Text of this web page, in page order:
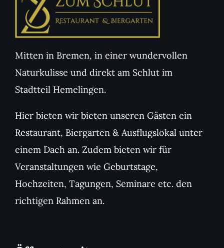
Mitten in Bremen, in einer wundervollen
Naturkulisse und direkt am Schlut im
Stadtteil Hemelingen.
Hier bieten wir bieten unseren Gästen ein
Restaurant, Biergarten & Ausflugslokal unter
einem Dach an. Zudem bieten wir für
Veranstaltungen wie Geburtstage,
Hochzeiten, Tagungen, Seminare etc. den
richtigen Rahmen an.